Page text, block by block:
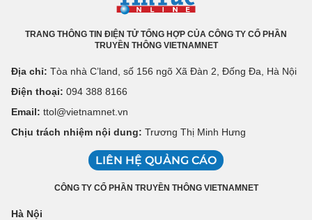
TRANG THÔNG TIN ĐIỆN TỬ TỔNG HỢP CỦA CÔNG TY CỔ PHẦN
TRUYỀN THÔNG VIETNAMNET
Địa chỉ: Tòa nhà C’land, số 156 ngõ Xã Đàn 2, Đống Đa, Hà Nội
Điện thoại: 094 388 8166
Email: ttol@vietnamnet.vn
Chịu trách nhiệm nội dung: Trương Thị Minh Hưng
LIÊN HỆ QUẢNG CÁO
CÔNG TY CỔ PHẦN TRUYỀN THÔNG VIETNAMNET
Hà Nội